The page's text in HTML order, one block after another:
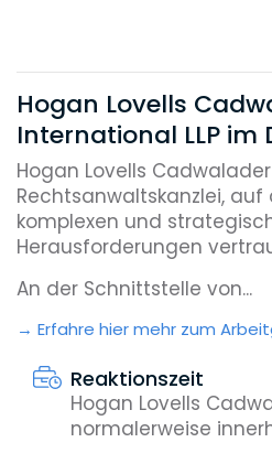
Hogan Lovells
International LLP im
Hogan Lovells
Rechtsanwaltskanzlei,
komplexen und
Herausforderungen
An der Schnittstelle von...
Erfahre hier mehr zum
Reaktionszeit
Hogan Lovells
normalerweise